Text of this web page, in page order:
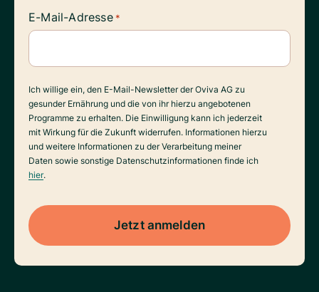
E-Mail-Adresse *
Datenverarbeitung
Ich willige ein, den E-Mail-Newsletter der Oviva AG zu
gesunder Ernährung und die von ihr hierzu angebotenen
Programme zu erhalten. Die Einwilligung kann ich jederzeit
mit Wirkung für die Zukunft widerrufen. Informationen hierzu
und weitere Informationen zu der Verarbeitung meiner
Daten sowie sonstige Datenschutzinformationen finde ich
hier.
Jetzt anmelden